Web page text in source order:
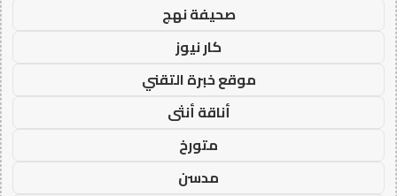
صحيفة نهج
كار نيوز
موقع خبرة التقني
أناقة أنثى
متورخ
مدسن